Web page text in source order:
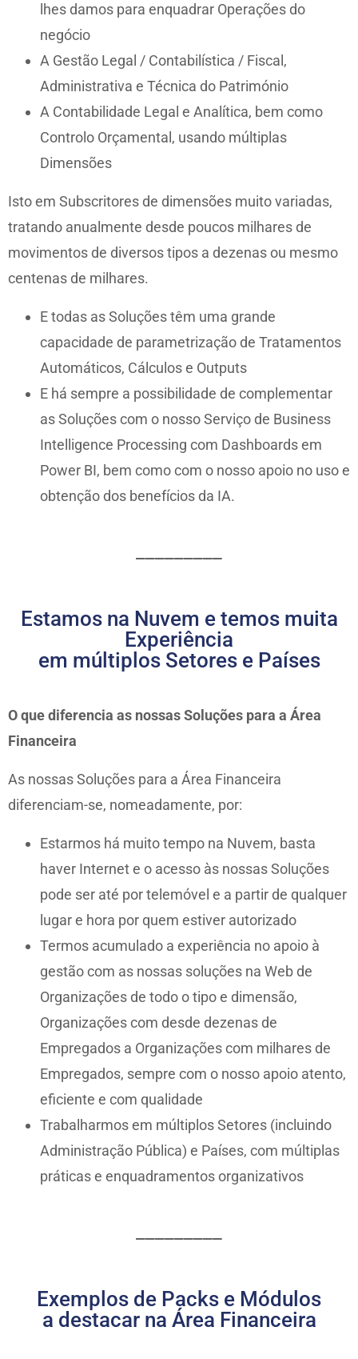
lhes damos para enquadrar Operações do
negócio
A Gestão Legal / Contabilística / Fiscal,
Administrativa e Técnica do Património
A Contabilidade Legal e Analítica, bem como
Controlo Orçamental, usando múltiplas
Dimensões
Isto em Subscritores de dimensões muito variadas,
tratando anualmente desde poucos milhares de
movimentos de diversos tipos a dezenas ou mesmo
centenas de milhares.
E todas as Soluções têm uma grande
capacidade de parametrização de Tratamentos
Automáticos, Cálculos e Outputs
E há sempre a possibilidade de complementar
as Soluções com o nosso Serviço de Business
Intelligence Processing com Dashboards em
Power BI, bem como com o nosso apoio no uso e
obtenção dos benefícios da IA.
Estamos na Nuvem e temos muita
Experiência
em múltiplos Setores e Países
O que diferencia as nossas Soluções para a Área
Financeira
As nossas Soluções para a Área Financeira
diferenciam-se, nomeadamente, por:
Estarmos há muito tempo na Nuvem, basta
haver Internet e o acesso às nossas Soluções
pode ser até por telemóvel e a partir de qualquer
lugar e hora por quem estiver autorizado
Termos acumulado a experiência no apoio à
gestão com as nossas soluções na Web de
Organizações de todo o tipo e dimensão,
Organizações com desde dezenas de
Empregados a Organizações com milhares de
Empregados, sempre com o nosso apoio atento,
eficiente e com qualidade
Trabalharmos em múltiplos Setores (incluindo
Administração Pública) e Países, com múltiplas
práticas e enquadramentos organizativos
Exemplos de Packs e Módulos
a destacar na Área Financeira